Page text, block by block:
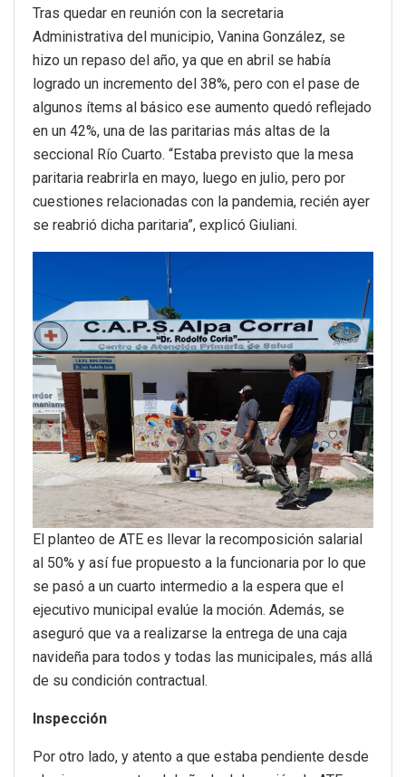
Tras quedar en reunión con la secretaria
Administrativa del municipio, Vanina González, se
hizo un repaso del año, ya que en abril se había
logrado un incremento del 38%, pero con el pase de
algunos ítems al básico ese aumento quedó reflejado
en un 42%, una de las paritarias más altas de la
seccional Río Cuarto. “Estaba previsto que la mesa
paritaria reabrirla en mayo, luego en julio, pero por
cuestiones relacionadas con la pandemia, recién ayer
se reabrió dicha paritaria”, explicó Giuliani.
El planteo de ATE es llevar la recomposición salarial
al 50% y así fue propuesto a la funcionaria por lo que
se pasó a un cuarto intermedio a la espera que el
ejecutivo municipal evalúe la moción. Además, se
aseguró que va a realizarse la entrega de una caja
navideña para todos y todas las municipales, más allá
de su condición contractual.
Inspección
Por otro lado, y atento a que estaba pendiente desde